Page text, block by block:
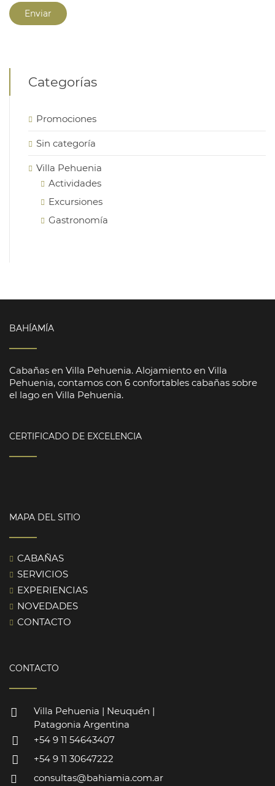
Categorías
Promociones
Sin categoría
Villa Pehuenia
Actividades
Excursiones
Gastronomía
BAHÍAMÍA
Cabañas en Villa Pehuenia. Alojamiento en Villa
Pehuenia, contamos con 6 confortables cabañas sobre
el lago en Villa Pehuenia.
CERTIFICADO DE EXCELENCIA
MAPA DEL SITIO
CABAÑAS
SERVICIOS
EXPERIENCIAS
NOVEDADES
CONTACTO
CONTACTO
Villa Pehuenia | Neuquén |
Patagonia Argentina
+54 9 11 54643407
+54 9 11 30647222
consultas@bahiamia.com.ar